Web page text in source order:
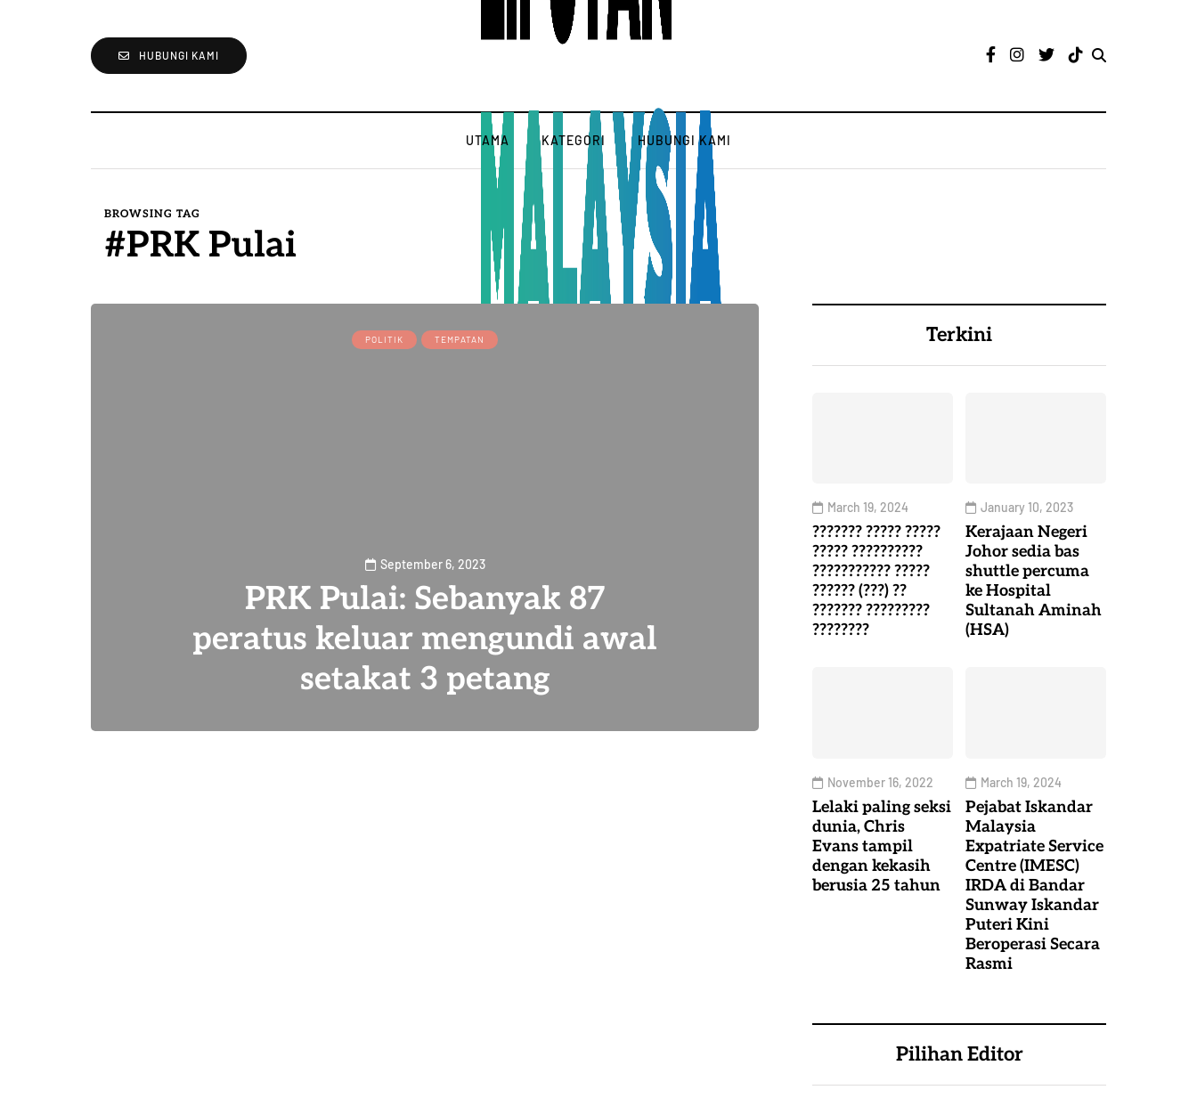
HUBUNGI KAMI
UTAMA KATEGORI HUBUNGI KAMI
BROWSING TAG
#PRK Pulai
POLITIK TEMPATAN
September 6, 2023
PRK Pulai: Sebanyak 87
peratus keluar mengundi awal
setakat 3 petang
Terkini
March 19, 2024
??????? ????? ?????
????? ??????????
??????????? ?????
?????? (???) ??
??????? ?????????
????????
January 10, 2023
Kerajaan Negeri
Johor sedia bas
shuttle percuma
ke Hospital
Sultanah Aminah
(HSA)
November 16, 2022
Lelaki paling seksi
dunia, Chris
Evans tampil
dengan kekasih
berusia 25 tahun
March 19, 2024
Pejabat Iskandar
Malaysia
Expatriate Service
Centre (IMESC)
IRDA di Bandar
Sunway Iskandar
Puteri Kini
Beroperasi Secara
Rasmi
Pilihan Editor